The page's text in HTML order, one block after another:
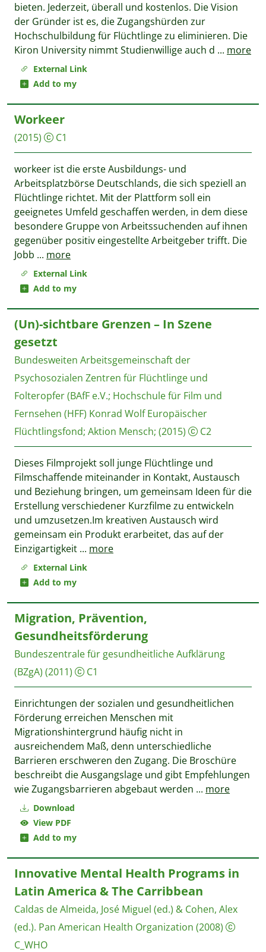
External Link
Add to my
bieten. Jederzeit, überall und kostenlos. Die Vision
der Gründer ist es, die Zugangshürden zur
Hochschulbildung für Flüchtlinge zu eliminieren. Die
Kiron University nimmt Studienwillige auch d ... more
External Link
Add to my
Workeer
(2015) C1
workeer ist die erste Ausbildungs- und
Arbeitsplatzbörse Deutschlands, die sich speziell an
Flüchtlinge richtet. Mit der Plattform soll ein
geeignetes Umfeld geschaffen werden, in dem diese
besondere Gruppe von Arbeitssuchenden auf ihnen
gegenüber positiv eingestellte Arbeitgeber trifft. Die
Jobb ... more
External Link
Add to my
(Un)-sichtbare Grenzen – In Szene
gesetzt
Bundesweiten Arbeitsgemeinschaft der
Psychosozialen Zentren für Flüchtlinge und
Folteropfer (BAfF e.V.; Hochschule für Film und
Fernsehen (HFF) Konrad WolfEuropäischer
Flüchtlingsfond; Aktion Mensch; (2015) C2
Dieses Filmprojekt soll junge Flüchtlinge und
Filmschaffende miteinander in Kontakt, Austausch
und Beziehung bringen, um gemeinsam Ideen für die
Erstellung verschiedener Kurzfilme zu entwickeln
und umzusetzen.Im kreativen Austausch wird
gemeinsam ein Produkt erarbeitet, das auf der
Einzigartigkeit ... more
Download
View PDF
Add to my
Migration, Prävention,
Gesundheitsförderung
Bundeszentrale für gesundheitliche Aufklärung
(BZgA) (2011) C1
Einrichtungen der sozialen und gesundheitlichen
Förderung erreichen Menschen mit
Migrationshintergrund häuﬁg nicht in
ausreichendem Maß, denn unterschiedliche
Barrieren erschweren den Zugang. Die Broschüre
beschreibt die Ausgangslage und gibt Empfehlungen
wie Zugangsbarrieren abgebaut werden ... more
Innovative Mental Health Programs in
Latin America & The Carribbean
Caldas de Almeida, José Miguel (‎ed.)‎ & Cohen, Alex
(‎ed.)‎. Pan American Health Organization (2008)
C_WHO